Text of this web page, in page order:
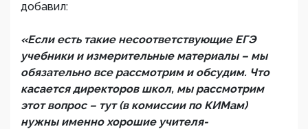
добавил:
«Если есть такие несоответствующие ЕГЭ
учебники и измерительные материалы – мы
обязательно все рассмотрим и обсудим. Что
касается директоров школ, мы рассмотрим
этот вопрос – тут (в комиссии по КИМам)
нужны именно хорошие учителя-